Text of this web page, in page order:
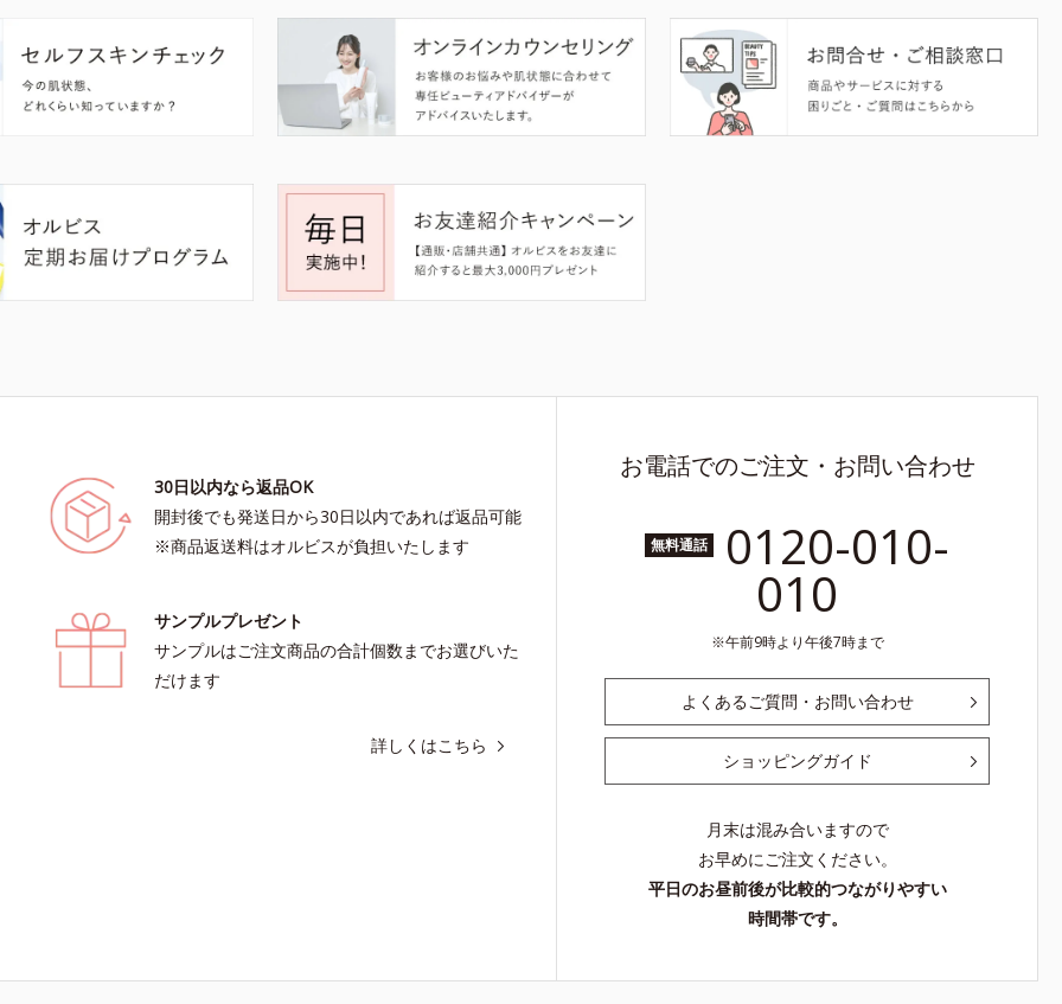
30日以内なら返品OK
開封後でも発送日から30日以内であれば返品可能
※商品返送料はオルビスが負担いたします
サンプルプレゼント
サンプルはご注文商品の合計個数までお選びいた
だけます
詳しくはこちら
お電話でのご注文・お問い合わせ
無料通話 0120-010-
010
午前9時より午後7時まで
よくあるご質問・お問い合わせ
ショッピングガイド
月末は混み合いますので
お早めにご注文ください。
平日のお昼前後が比較的つながりやすい
時間帯です。